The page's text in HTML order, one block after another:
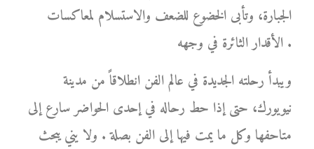
الجبارة، وتأبى الخضوع للضعف والاستسلام لمعاكسات
الأقدار الثائرة في وجهه .
ويبدأ رحلته الجديدة في عالم الفن انطلاقاً من مدينة
نيويورك، حتى إذا حط رحاله في إحدى الحواضر سارع إلى
متاحفها وكل ما يمت فيها إلى الفن بصلة . ولا يني يبحث